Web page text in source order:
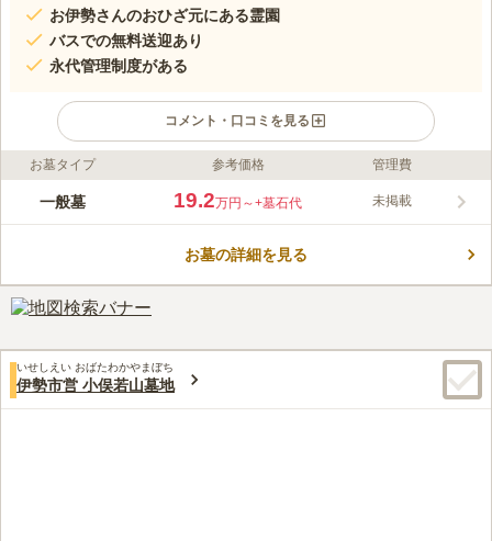
お伊勢さんのおひざ元にある霊園
バスでの無料送迎あり
永代管理制度がある
コメント・口コミを見る
ライフドット編集部のコメント
伊勢やすらぎ公園墓所は一般財団法人の伊勢市霊園公社の管理す
すぐそばで故人も安らかに眠れることでしょう。 宗旨・宗派を
ることもできます。 区画は2～20㎡の様々なタイプがあり、お好
みで選ぶことができるのも嬉しいポイントです。
口コミ評価
60代女性
霊園の入り口にある、案内所と事務所にお花や線香なども少し扱
っています。また来る手前にスーパーマーケットがあり、そこにも扱いが
あります。またその近くに法事（30名）くらいで使えるお寿司屋さんがあ
り、普段はランチをしています。お値打ちで、創作寿司もランチについて
お墓タイプ 参考価格 管理費
一般墓 19.2万円～+墓石代 未掲載
お墓の詳細を見る
いせしえい おばたわかやまぼち
伊勢市営 小俣若山墓地